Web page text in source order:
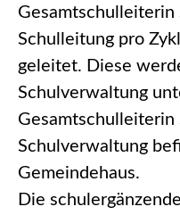
Schulleitung pro
geleitet. Diese
Schulverwaltung
Schulverwaltung
Gemeindehaus.
Die